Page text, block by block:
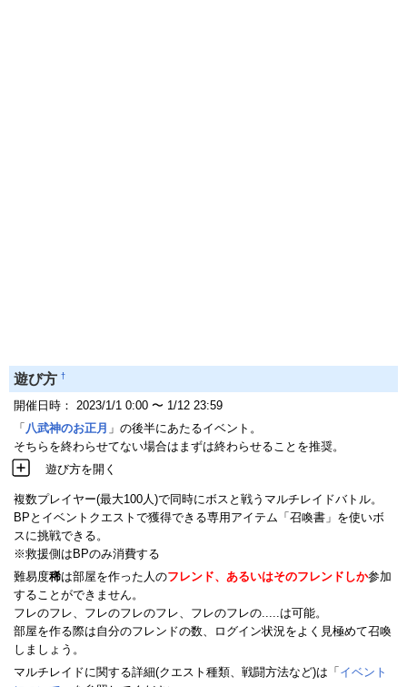
遊び方 †
開催日時： 2023/1/1 0:00 〜 1/12 23:59
「 八武神のお正月 」の後半にあたるイベント。
そちらを終わらせてない場合はまずは終わらせることを推奨。
遊び方を開く
複数プレイヤー(最大100人)で同時にボスと戦うマルチレイドバトル。
BPとイベントクエストで獲得できる専用アイテム「召喚書」を使いボ
スに挑戦できる。
※救援側はBPのみ消費する
難易度稀は部屋を作った人のフレンド、あるいはそのフレンドしか参加
することができません。
フレのフレ、フレのフレのフレ、フレのフレの.....は可能。
部屋を作る際は自分のフレンドの数、ログイン状況をよく見極めて召喚
しましょう。
マルチレイドに関する詳細(クエスト種類、戦闘方法など)は「 イベント